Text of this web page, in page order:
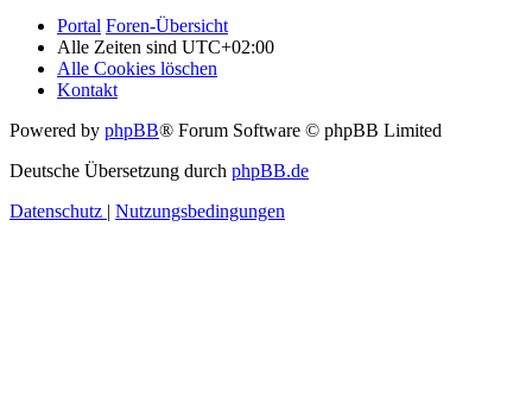
Portal Foren-Übersicht
Alle Zeiten sind UTC+02:00
Alle Cookies löschen
Kontakt
Powered by phpBB® Forum Software © phpBB Limited
Deutsche Übersetzung durch phpBB.de
Datenschutz | Nutzungsbedingungen